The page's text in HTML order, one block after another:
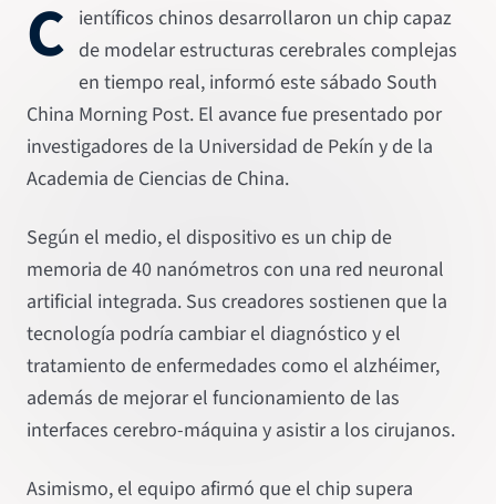
C ientíficos chinos desarrollaron un chip capaz
de modelar estructuras cerebrales complejas
en tiempo real, informó este sábado South
China Morning Post. El avance fue presentado por
investigadores de la Universidad de Pekín y de la
Academia de Ciencias de China.
Según el medio, el dispositivo es un chip de
memoria de 40 nanómetros con una red neuronal
artificial integrada. Sus creadores sostienen que la
tecnología podría cambiar el diagnóstico y el
tratamiento de enfermedades como el alzhéimer,
además de mejorar el funcionamiento de las
interfaces cerebro-máquina y asistir a los cirujanos.
Asimismo, el equipo afirmó que el chip supera